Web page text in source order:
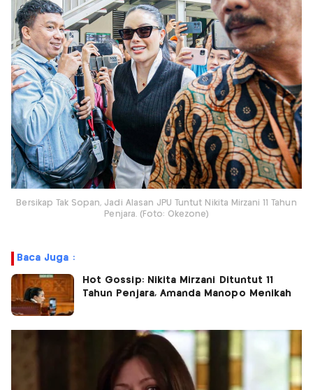
Bersikap Tak Sopan, Jadi Alasan JPU Tuntut Nikita Mirzani 11 Tahun
Penjara. (Foto: Okezone)
Baca Juga :
Hot Gossip: Nikita Mirzani Dituntut 11
Tahun Penjara, Amanda Manopo Menikah